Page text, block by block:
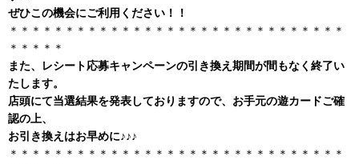
ぜひこの機会にご利用ください！！
＊＊＊＊＊＊＊＊＊＊＊＊＊＊＊＊＊＊＊＊＊＊＊＊＊＊＊＊＊＊
＊＊＊＊＊
また、レシート応募キャンペーンの引き換え期間が間もなく終了い
たします。
店頭にて当選結果を発表しておりますので、お手元の遊カードご確
認の上、
お引き換えはお早めに♪♪♪
＊＊＊＊＊＊＊＊＊＊＊＊＊＊＊＊＊＊＊＊＊＊＊＊＊＊＊＊＊＊